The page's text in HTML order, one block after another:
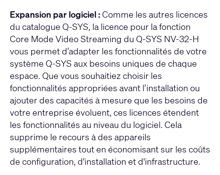
Expansion par logiciel :Comme les autres licences
du catalogue Q-SYS, la licence pour la fonction
Core Mode Video Streaming du Q-SYS NV-32-H
vous permet d’adapter les fonctionnalités de votre
système Q-SYS aux besoins uniques de chaque
espace. Que vous souhaitiez choisir les
fonctionnalités appropriées avant l’installation ou
ajouter des capacités à mesure que les besoins de
votre entreprise évoluent, ces licences étendent
les fonctionnalités au niveau du logiciel. Cela
supprime le recours à des appareils
supplémentaires tout en économisant sur les coûts
de configuration, d'installation et d'infrastructure.